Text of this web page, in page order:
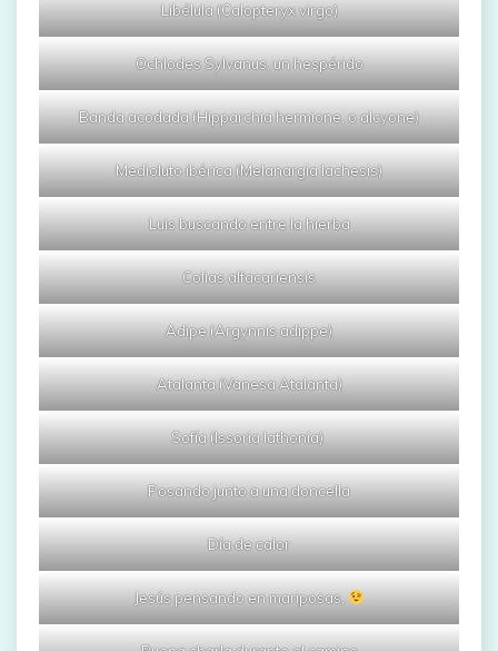
Libélula (Calopteryx virgo)
Ochlodes Sylvanus, un hespérido
Banda acodada (Hipparchia hermione, o alcyone)
Medioluto ibérica (Melanargia lachesis)
Luis buscando entre la hierba
Colias alfacariensis
Adipe (Argynnis adippe)
Atalanta (Vanesa Atalanta)
Sofía (Issoria lathonia)
Posando junto a una doncella
Día de calor
Jesús pensando en mariposas,